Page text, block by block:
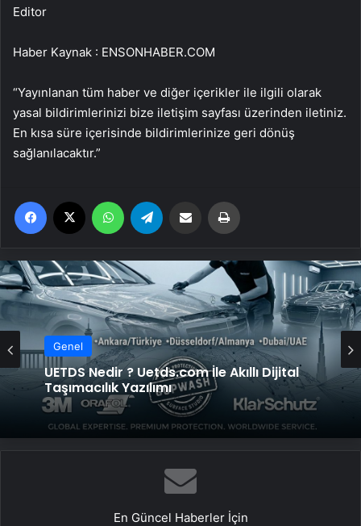
Editor
Haber Kaynak : ENSONHABER.COM
“Yayınlanan tüm haber ve diğer içerikler ile ilgili olarak
yasal bildirimlerinizi bize iletişim sayfası üzerinden iletiniz.
En kısa süre içerisinde bildirimlerinize geri dönüş
sağlanılacaktır.”
Facebook WhatsApp Email'den paylaş
Genel
UETDS Nedir ? Uetds.com İle Akıllı Dijital
Taşımacılık Yazılımı
En Güncel Haberler İçin